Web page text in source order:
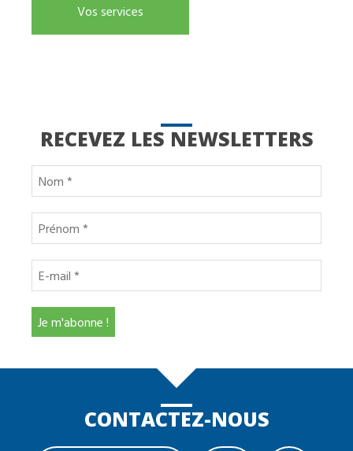
Vos services
RECEVEZ LES NEWSLETTERS
CONTACTEZ-NOUS